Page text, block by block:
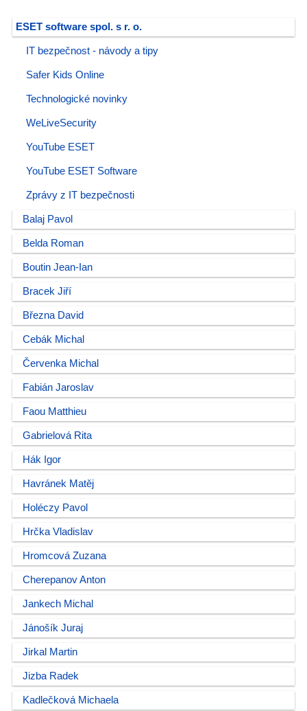
ESET software spol. s r. o.
IT bezpečnost - návody a tipy
Safer Kids Online
Technologické novinky
WeLiveSecurity
YouTube ESET
YouTube ESET Software
Zprávy z IT bezpečnosti
Balaj Pavol
Belda Roman
Boutin Jean-Ian
Bracek Jiří
Března David
Cebák Michal
Červenka Michal
Fabián Jaroslav
Faou Matthieu
Gabrielová Rita
Hák Igor
Havránek Matěj
Holéczy Pavol
Hrčka Vladislav
Hromcová Zuzana
Cherepanov Anton
Jankech Michal
Jánošík Juraj
Jirkal Martin
Jizba Radek
Kadlečková Michaela